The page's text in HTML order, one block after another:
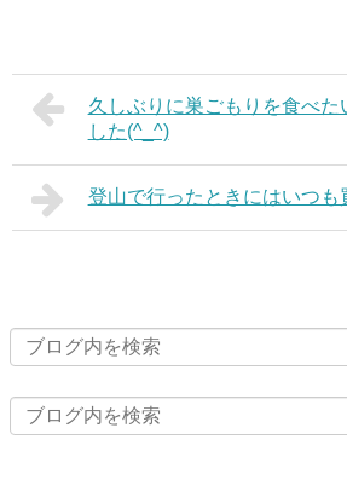
久しぶりに巣ごもりを食べた
した(^_^)
登山で行ったときにはいつも